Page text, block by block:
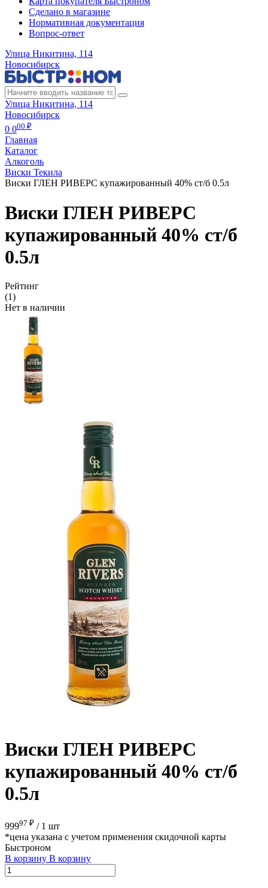
Сделано в магазине
Нормативная документация
Вопрос-ответ
Улица Никитина, 114
Новосибирск
Улица Никитина, 114
Новосибирск
0 000 ₽
Главная
Каталог
Алкоголь
Виски Текила
Виски ГЛЕН РИВЕРС купажированный 40% ст/б 0.5л
Виски ГЛЕН РИВЕРС
купажированный 40% ст/б
0.5л
Рейтинг
(1)
Нет в наличии
Виски ГЛЕН РИВЕРС
купажированный 40% ст/б
0.5л
99997 ₽ / 1 шт
*цена указана с учетом применения скидочной карты
Быстроном
В корзину В корзину